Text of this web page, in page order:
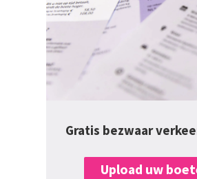
Gratis bezwaar
Upload uw